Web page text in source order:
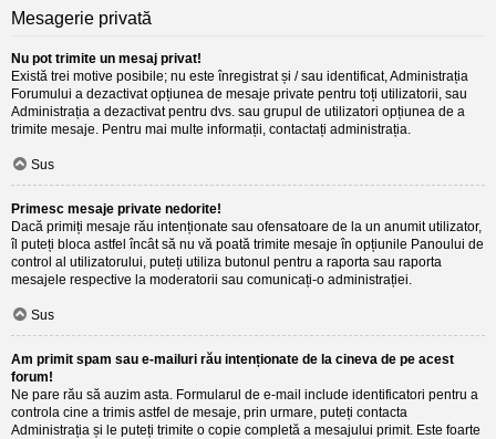
Mesagerie privată
Nu pot trimite un mesaj privat!
Există trei motive posibile; nu este înregistrat și / sau identificat, Administrația
Forumului a dezactivat opțiunea de mesaje private pentru toți utilizatorii, sau
Administrația a dezactivat pentru dvs. sau grupul de utilizatori opțiunea de a
trimite mesaje. Pentru mai multe informații, contactați administrația.
Sus
Primesc mesaje private nedorite!
Dacă primiți mesaje rău intenționate sau ofensatoare de la un anumit utilizator,
îl puteți bloca astfel încât să nu vă poată trimite mesaje în opțiunile Panoului de
control al utilizatorului, puteți utiliza butonul pentru a raporta sau raporta
mesajele respective la moderatorii sau comunicați-o administrației.
Sus
Am primit spam sau e-mailuri rău intenționate de la cineva de pe acest
forum!
Ne pare rău să auzim asta. Formularul de e-mail include identificatori pentru a
controla cine a trimis astfel de mesaje, prin urmare, puteți contacta
Administrația și le puteți trimite o copie completă a mesajului primit. Este foarte